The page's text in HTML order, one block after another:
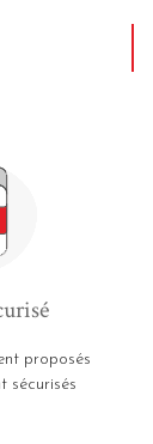
proposés
sécurisés